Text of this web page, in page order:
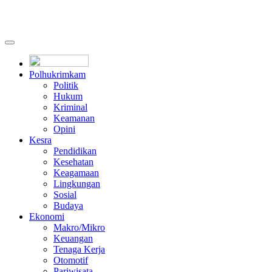
Polhukrimkam
Politik
Hukum
Kriminal
Keamanan
Opini
Kesra
Pendidikan
Kesehatan
Keagamaan
Lingkungan
Sosial
Budaya
Ekonomi
Makro/Mikro
Keuangan
Tenaga Kerja
Otomotif